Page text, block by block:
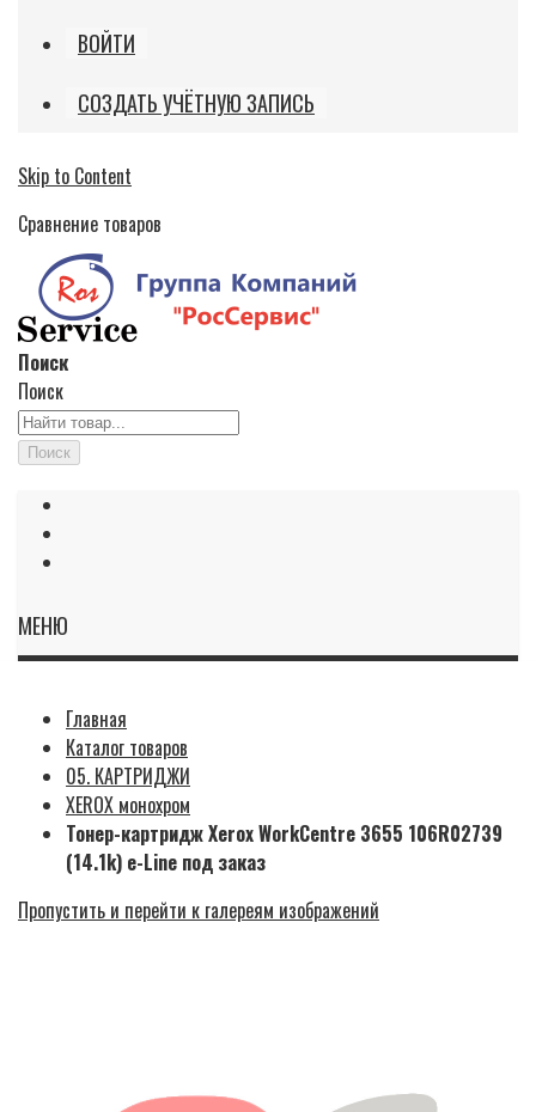
ВОЙТИ
СОЗДАТЬ УЧЁТНУЮ ЗАПИСЬ
Skip to Content
Сравнение товаров
Поиск
Поиск
Поиск
МЕНЮ
Главная
Каталог товаров
05. КАРТРИДЖИ
XEROX монохром
Тонер-картридж Xerox WorkCentre 3655 106R02739
(14.1k) e-Line под заказ
Пропустить и перейти к галереям изображений